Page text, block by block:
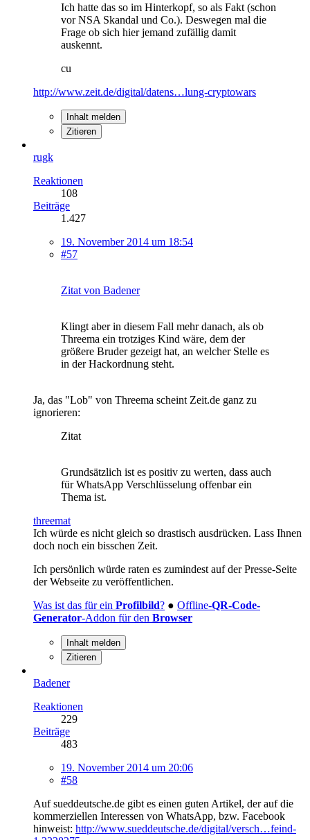
Ich hatte das so im Hinterkopf, so als Fakt (schon
vor NSA Skandal und Co.). Deswegen mal die
Frage ob sich hier jemand zufällig damit
auskennt.
cu
http://www.zeit.de/digital/datens…lung-cryptowars
Inhalt melden
Zitieren
rugk
Reaktionen
108
Beiträge
1.427
19. November 2014 um 18:54
#57
Zitat von Badener
Klingt aber in diesem Fall mehr danach, als ob
Threema ein trotziges Kind wäre, dem der
größere Bruder gezeigt hat, an welcher Stelle es
in der Hackordnung steht.
Ja, das "Lob" von Threema scheint Zeit.de ganz zu
ignorieren:
Zitat
Grundsätzlich ist es positiv zu werten, dass auch
für WhatsApp Verschlüsselung offenbar ein
Thema ist.
threemat
Ich würde es nicht gleich so drastisch ausdrücken. Lass Ihnen
doch noch ein bisschen Zeit.
Ich persönlich würde raten es zumindest auf der Presse-Seite
der Webseite zu veröffentlichen.
Was ist das für ein Profilbild? ● Offline-QR-Code-
Generator-Addon für den Browser
Inhalt melden
Zitieren
Badener
Reaktionen
229
Beiträge
483
19. November 2014 um 20:06
#58
Auf sueddeutsche.de gibt es einen guten Artikel, der auf die
kommerziellen Interessen von WhatsApp, bzw. Facebook
hinweist: http://www.sueddeutsche.de/digital/versch…feind-